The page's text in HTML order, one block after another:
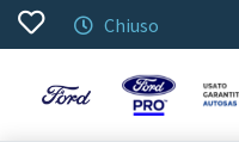
Chiuso